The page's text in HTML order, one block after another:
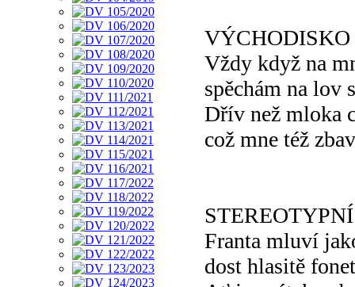
VÝCHODISKO
Vždy když na
spěchám na lov
Dřív než mloka
což mne též
Franta mluví
dost hlasitě